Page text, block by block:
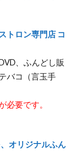
トロン専門店 コ
、ふんどし販
バコ（言玉手
要です。
オリジナルふん